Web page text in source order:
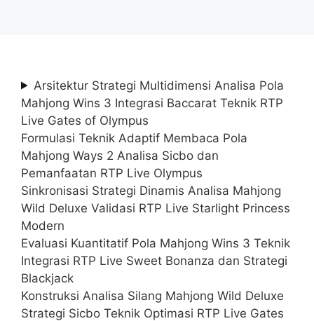
Arsitektur Strategi Multidimensi Analisa Pola
Mahjong Wins 3 Integrasi Baccarat Teknik RTP
Live Gates of Olympus
Formulasi Teknik Adaptif Membaca Pola
Mahjong Ways 2 Analisa Sicbo dan
Pemanfaatan RTP Live Olympus
Sinkronisasi Strategi Dinamis Analisa Mahjong
Wild Deluxe Validasi RTP Live Starlight Princess
Modern
Evaluasi Kuantitatif Pola Mahjong Wins 3 Teknik
Integrasi RTP Live Sweet Bonanza dan Strategi
Blackjack
Konstruksi Analisa Silang Mahjong Wild Deluxe
Strategi Sicbo Teknik Optimasi RTP Live Gates